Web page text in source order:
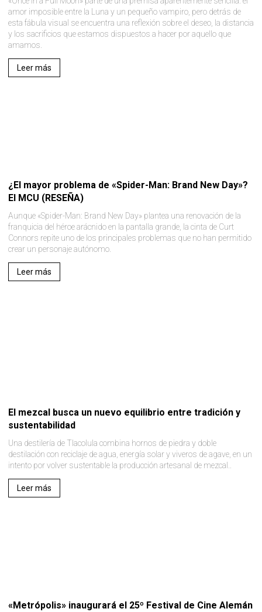
amor imposible entre la Luna y un pequeño vampiro, pero detrás de
esta fábula visual se encuentra una reflexión sobre el deseo, la distancia
y los sacrificios que estamos dispuestos a hacer por aquello que
amamos.
Leer más
¿El mayor problema de «Spider-Man: Brand New Day»?
El MCU (RESEÑA)
Aunque «Spider-Man: Brand New Day» plantea una renovación de la
franquicia del héroe arácnido en la pantalla grande, la cinta de Curt
Connors repite uno de los principales problemas que no han permitido
crear un personaje autónomo.
Leer más
El mezcal busca un nuevo equilibrio entre tradición y
sustentabilidad
Una destilería de Tlacolula combina hornos de piedra y doble
destilación con reciclaje de agua, energía solar y viveros de agave, en un
intento por volver sustentable la producción artesanal de mezcal..
Leer más
«Metrópolis» inaugurará el 25º Festival de Cine Alemán